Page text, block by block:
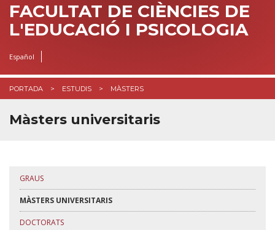
RECERCA
QUALITAT
ESTUDIANTS
FACULTAT DE CIÈNCIES DE
L'EDUCACIÓ I PSICOLOGIA
Español
PORTADA ESTUDIS MÀSTERS
Màsters universitaris
GRAUS
MÀSTERS UNIVERSITARIS
DOCTORATS